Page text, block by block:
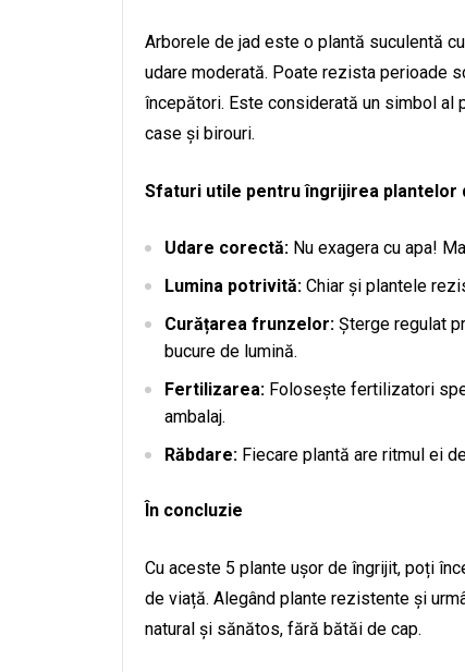
Arborele de jad este o plantă suculentă
udare moderată. Poate rezista perioade
începători. Este considerată un simbol
case și birouri.
Sfaturi utile pentru îngrijirea plantelor
Udare corectă: Nu exagera cu apa!
Lumina potrivită: Chiar și plantele
Curățarea frunzelor: Șterge regulat
bucure de lumină.
Fertilizarea: Folosește fertilizatori
ambalaj.
Răbdare: Fiecare plantă are ritmul ei
În concluzie
Cu aceste 5 plante ușor de îngrijit, poți
de viață. Alegând plante rezistente și
natural și sănătos, fără bătăi de cap.